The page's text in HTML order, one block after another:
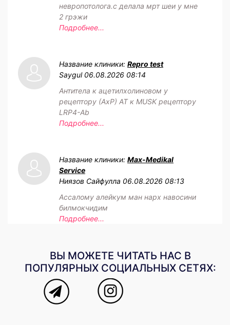
невропотолога.с делала мрт шеи у мне
2 грэжи
Подробнее...
Название клиники: Repro test
Saygul 06.08.2026 08:14
Антитела к ацетилхолиновом у
рецептору (АхР) АТ к MUSK рецептору
LRP4-Ab
Подробнее...
Название клиники: Max-Medikal
Service
Ниязов Сайфулла 06.08.2026 08:13
Ассалому алейкум ман нарх навосини
билмокчидим
Подробнее...
ВЫ МОЖЕТЕ ЧИТАТЬ НАС В
ПОПУЛЯРНЫХ СОЦИАЛЬНЫХ СЕТЯХ: